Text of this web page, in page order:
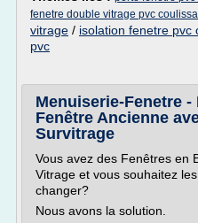
fenetre double vitrage pvc
vitrage / isolation fenetre pvc
pvc
Menuiserie-Fenetre
Fenêtre Ancienne
Survitrage
Vous avez des Fenêtres en
Vitrage et vous souhaitez
changer?
Nous avons la solution.